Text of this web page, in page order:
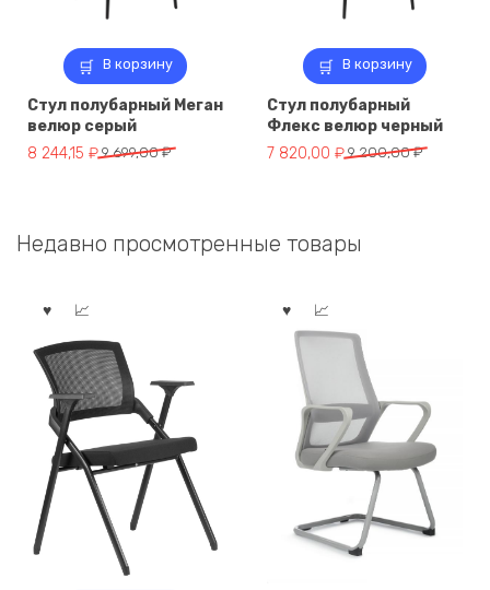
В корзину
Стул полубарный Меган
велюр серый
9 699,00₽
Первоначальная
699,00 ₽.
8 244,15 ₽
Текущая
В корзину
Стул полубарный
Флекс велюр черный
9 200,00₽
Первоначальная
200,00 ₽.
7 820,00 ₽
Текущая
Недавно просмотренные товары